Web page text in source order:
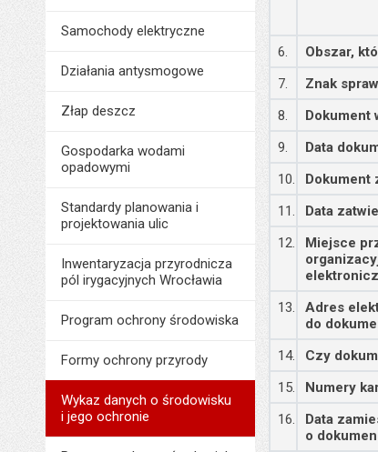
Samochody elektryczne
Działania antysmogowe
Złap deszcz
Gospodarka wodami
opadowymi
Standardy planowania i
projektowania ulic
Inwentaryzacja przyrodnicza
pól irygacyjnych Wrocławia
Program ochrony środowiska
Formy ochrony przyrody
Wykaz danych o środowisku
i jego ochronie
6.
Obszar,
7.
Znak
8.
Dokument
9.
Data
10.
Dokument
11.
Data
12.
Miejsce
13.
Adres
do
14.
Czy
15.
Numery
16.
Data
o